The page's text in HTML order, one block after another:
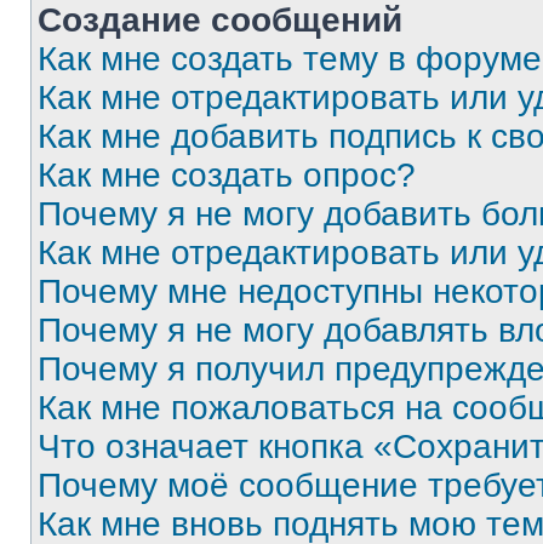
Создание сообщений
Как мне создать тему в
Как мне отредактировать или
Как мне добавить подпись к
Как мне создать опрос?
Почему я не могу добавить
Как мне отредактировать или
Почему мне недоступны
Почему я не могу добавлять
Почему я получил
Как мне пожаловаться на
Что означает кнопка
Почему моё сообщение
Как мне вновь поднять мою